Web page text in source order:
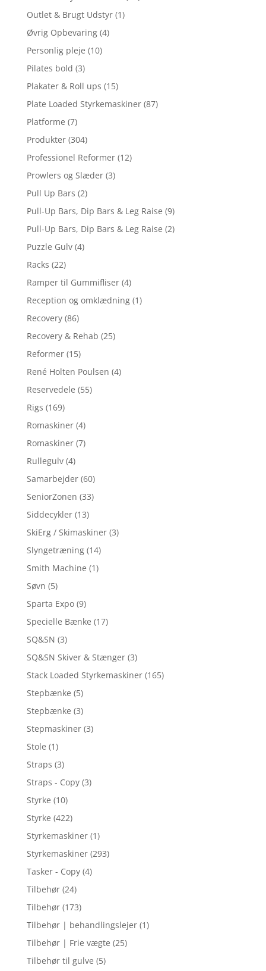
Outlet & Brugt Udstyr (1)
Øvrig Opbevaring (4)
Personlig pleje (10)
Pilates bold (3)
Plakater & Roll ups (15)
Plate Loaded Styrkemaskiner (87)
Platforme (7)
Produkter (304)
Professionel Reformer (12)
Prowlers og Slæder (3)
Pull Up Bars (2)
Pull-Up Bars, Dip Bars & Leg Raise (9)
Pull-Up Bars, Dip Bars & Leg Raise (2)
Puzzle Gulv (4)
Racks (22)
Ramper til Gummifliser (4)
Reception og omklædning (1)
Recovery (86)
Recovery & Rehab (25)
Reformer (15)
René Holten Poulsen (4)
Reservedele (55)
Rigs (169)
Romaskiner (4)
Romaskiner (7)
Rullegulv (4)
Samarbejder (60)
SeniorZonen (33)
Siddecykler (13)
SkiErg / Skimaskiner (3)
Slyngetræning (14)
Smith Machine (1)
Søvn (5)
Sparta Expo (9)
Specielle Bænke (17)
SQ&SN (3)
SQ&SN Skiver & Stænger (3)
Stack Loaded Styrkemaskiner (165)
Stepbænke (5)
Stepbænke (3)
Stepmaskiner (3)
Stole (1)
Straps (3)
Straps - Copy (3)
Styrke (10)
Styrke (422)
Styrkemaskiner (1)
Styrkemaskiner (293)
Tasker - Copy (4)
Tilbehør (24)
Tilbehør (173)
Tilbehør | behandlingslejer (1)
Tilbehør | Frie vægte (25)
Tilbehør til gulve (5)